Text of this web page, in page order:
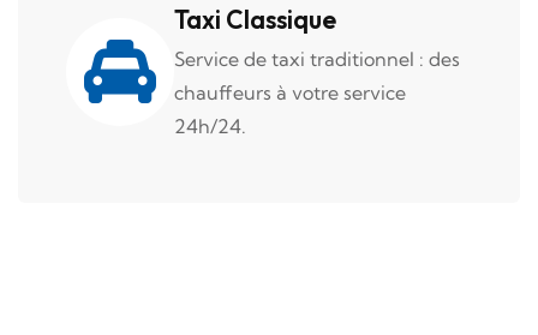
Taxi Classique
Service de taxi traditionnel : des
chauffeurs à votre service
24h/24.